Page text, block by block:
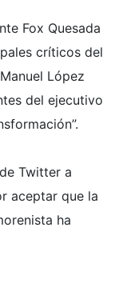
Fox Quesada
críticos del
López
del ejecutivo
Twitter a
aceptar que la
ha